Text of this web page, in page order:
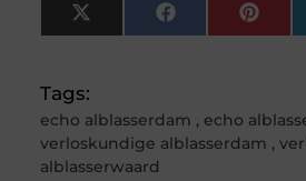
X
(Twitter)
Facebook
Tags:
echo alblasserdam , echo
verloskundige alblasserdam ,
alblasserwaard